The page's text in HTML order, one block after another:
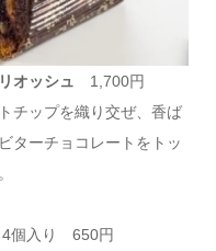
オッシュ
1,700円
チップを織り交ぜ、香ば
ターチョコレートをトッ
4個入り 650円